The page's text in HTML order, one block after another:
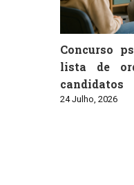
Concurso
lista de
candidatos
24 Julho, 2026